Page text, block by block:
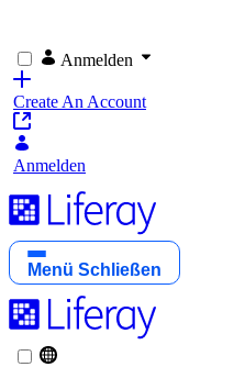
Anmelden
Create An Account
Anmelden
Menü Schließen